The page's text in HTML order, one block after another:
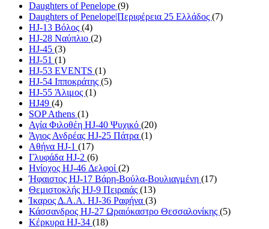
Daughters of Penelope (9)
Daughters of Penelope|Περιφέρεια 25 Ελλάδος (7)
HJ-13 Βόλος (4)
HJ-28 Ναύπλιο (2)
HJ-45 (3)
HJ-51 (1)
HJ-53 EVENTS (1)
HJ-54 Ιπποκράτης (5)
HJ-55 Άλιμος (1)
HJ49 (4)
SOP Athens (1)
Αγία Φιλοθέη HJ-40 Ψυχικό (20)
Άγιος Ανδρέας HJ-25 Πάτρα (1)
Αθήνα HJ-1 (17)
Γλυφάδα HJ-2 (6)
Ηνίοχος HJ-46 Δελφοί (2)
Ήφαιστος HJ-17 Βάρη-Βούλα-Βουλιαγμένη (17)
Θεμιστοκλής HJ-9 Πειραιάς (13)
Ίκαρος Δ.Α.Α. HJ-36 Ραφήνα (3)
Κάσσανδρος HJ-27 Ωραιόκαστρο Θεσσαλονίκης (5)
Κέρκυρα HJ-34 (18)